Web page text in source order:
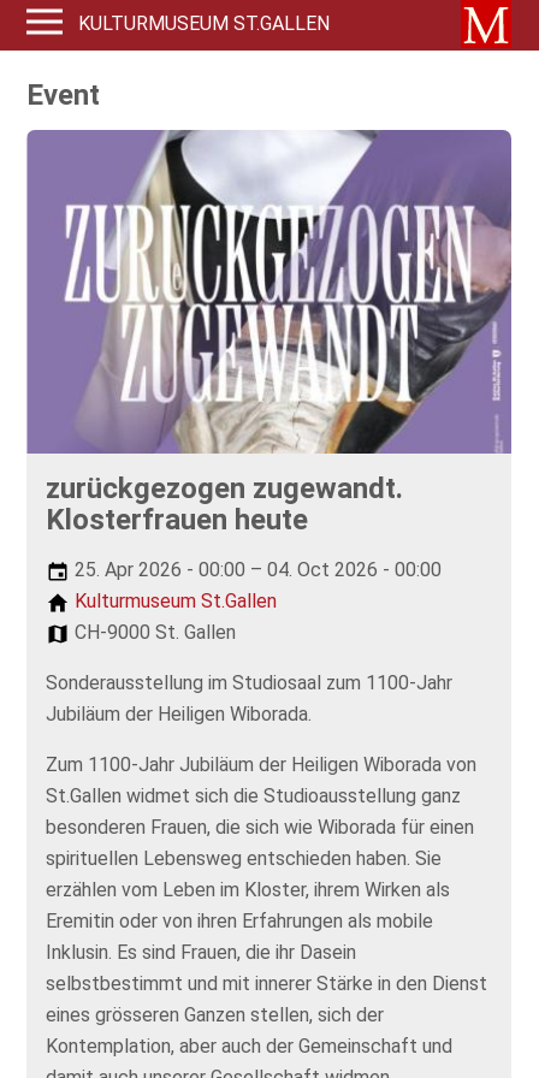
KULTURMUSEUM ST.GALLEN
Event
zurückgezogen zugewandt.
Klosterfrauen heute
25. Apr 2026 - 00:00 – 04. Oct 2026 - 00:00
Kulturmuseum St.Gallen
CH-9000 St. Gallen
Sonderausstellung im Studiosaal zum 1100-Jahr
Jubiläum der Heiligen Wiborada.
Zum 1100-Jahr Jubiläum der Heiligen Wiborada von
St.Gallen widmet sich die Studioausstellung ganz
besonderen Frauen, die sich wie Wiborada für einen
spirituellen Lebensweg entschieden haben. Sie
erzählen vom Leben im Kloster, ihrem Wirken als
Eremitin oder von ihren Erfahrungen als mobile
Inklusin. Es sind Frauen, die ihr Dasein
selbstbestimmt und mit innerer Stärke in den Dienst
eines grösseren Ganzen stellen, sich der
Kontemplation, aber auch der Gemeinschaft und